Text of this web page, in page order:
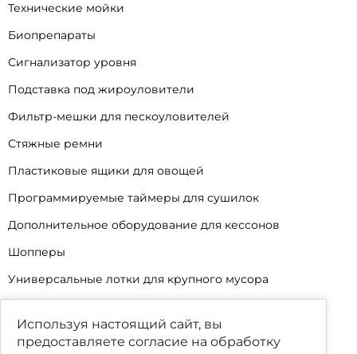
Технические мойки
Биопрепараты
Сигнализатор уровня
Подставка под жироуловители
Фильтр-мешки для пескоуловителей
Стяжные ремни
Пластиковые ящики для овощей
Программируемые таймеры для сушилок
Дополнительное оборудование для кессонов
Шопперы
Универсальные лотки для крупного мусора
Уцененные товары
Используя настоящий сайт, вы
предоставляете согласие на обработку